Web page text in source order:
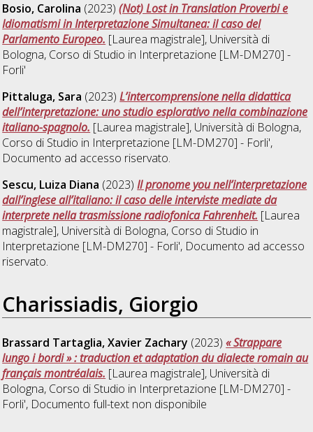
Bosio, Carolina (2023)(Not) Lost in Translation Proverbi e
Idiomatismi in Interpretazione Simultanea: il caso del
Parlamento Europeo. [Laurea magistrale], Università di
Bologna, Corso di Studio in Interpretazione [LM-DM270] -
Forli'
Pittaluga, Sara (2023)L’intercomprensione nella didattica
dell’interpretazione: uno studio esplorativo nella combinazione
italiano-spagnolo. [Laurea magistrale], Università di Bologna,
Corso di Studio in Interpretazione [LM-DM270] - Forli',
Documento ad accesso riservato.
Sescu, Luiza Diana (2023)Il pronome you nell’interpretazione
dall’inglese all’italiano: il caso delle interviste mediate da
interprete nella trasmissione radiofonica Fahrenheit. [Laurea
magistrale], Università di Bologna, Corso di Studio in
Interpretazione [LM-DM270] - Forli', Documento ad accesso
riservato.
Charissiadis, Giorgio
Brassard Tartaglia, Xavier Zachary (2023)« Strappare
lungo i bordi » : traduction et adaptation du dialecte romain au
français montréalais. [Laurea magistrale], Università di
Bologna, Corso di Studio in Interpretazione [LM-DM270] -
Forli', Documento full-text non disponibile